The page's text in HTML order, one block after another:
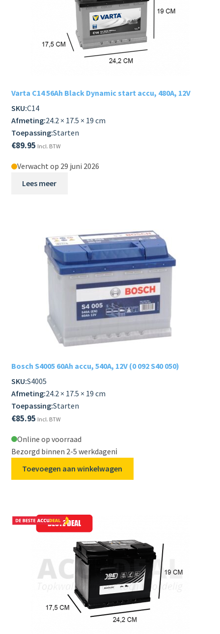
Varta C14 56Ah Black Dynamic start accu, 480A, 12V
SKU:C14
Afmeting:24.2 × 17.5 × 19 cm
Toepassing:Starten
€89.95 Incl. BTW
Verwacht op 29 juni 2026
Lees meer
Bosch S4005 60Ah accu, 540A, 12V (0 092 S40 050)
SKU:S4005
Afmeting:24.2 × 17.5 × 19 cm
Toepassing:Starten
€85.95 Incl. BTW
Online op voorraad
Bezorgd binnen 2-5 werkdagenℹ️
Toevoegen aan winkelwagen